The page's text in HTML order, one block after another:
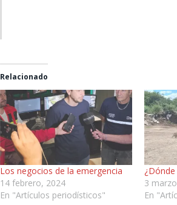
Relacionado
Los negocios de la emergencia
14 febrero, 2024
En "Artículos periodísticos"
3
En